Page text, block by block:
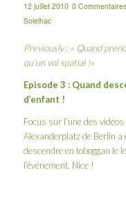
12 juillet 2010 0 Commentaires
Solelhac
Previously : « Quand
qu’un vol spatial !«
Episode 3 : Quand
d’enfant !
Focus sur l’une des
Alexanderplatzde Berlin a
descendre en toboggan le
l’événement. Nice !